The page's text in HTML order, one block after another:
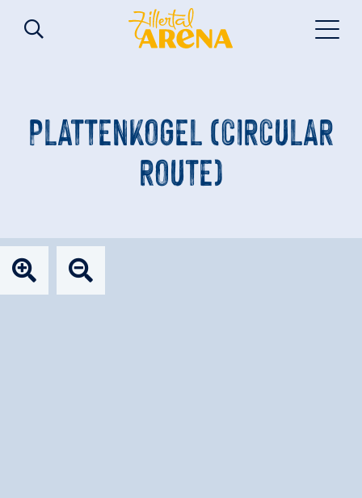
PLATTENKOGEL (CIRCULAR
ROUTE)